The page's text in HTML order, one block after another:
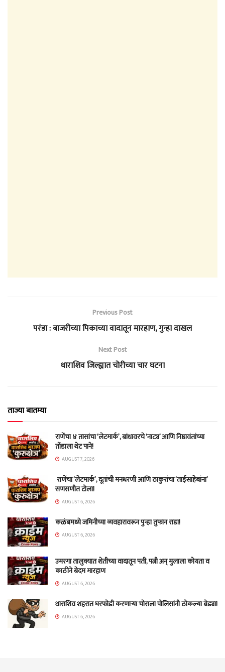
Previous Post
परंडा : बाजरीच्या पिकाच्या वादातून मारहाण, गुन्हा दाखल
Next Post
धाराशिव जिल्ह्यात चोरीच्या चार घटना
ताज्या बातम्या
राणेंचा ४ तासांचा ‘लेटमार्क’, बांधावरचे ‘नाट्य’ आणि निष्ठावंतांच्या
तोंडाला थेट पाने!
AUGUST 7, 2026
राणेंचा ‘लेटमार्क’, दूतांची मनधरणी आणि ठाकुरांचा ‘ताईसाहेबांना’
सणसणीत टोला!
AUGUST 6, 2026
कळंबमध्ये जमिनीच्या व्यवहारावरून पुन्हा तुफान राडा!
AUGUST 6, 2026
उमरगा तालुक्यात शेतीच्या वादातून पती, पत्नी अन् मुलाला कोयता व
काठीने बेदम मारहाण
AUGUST 6, 2026
धाराशिव शहरात घरफोडी करणाऱ्या चोराला पोलिसांनी ठोकल्या बेड्या!
AUGUST 6, 2026